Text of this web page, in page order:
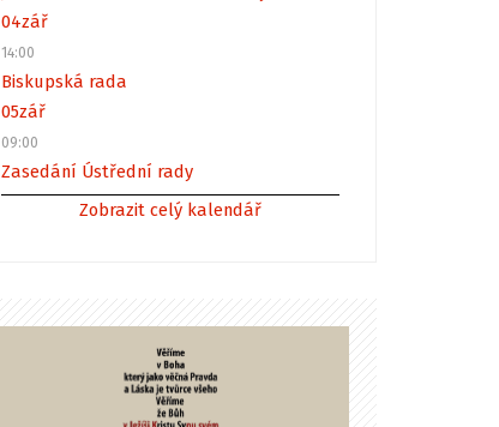
04zář
14:00
Biskupská rada
05zář
09:00
Zasedání Ústřední rady
Zobrazit celý kalendář